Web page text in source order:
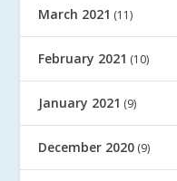
March 2021 (11)
February 2021 (10)
January 2021 (9)
December 2020 (9)